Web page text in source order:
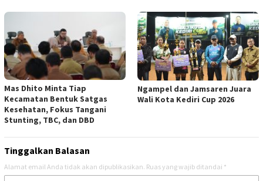
Mas Dhito Minta Tiap
Kecamatan Bentuk Satgas
Kesehatan, Fokus Tangani
Stunting, TBC, dan DBD
Ngampel dan Jamsaren Juara
Wali Kota Kediri Cup 2026
Tinggalkan Balasan
Alamat email Anda tidak akan dipublikasikan. Ruas yang wajib ditandai *